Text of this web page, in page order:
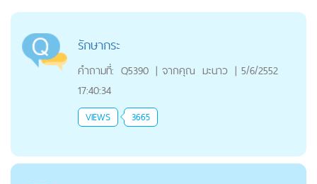
รักษากระ
คำถามที่: Q5390 | จากคุณ มะนาว | 5/6/2552
17:40:34
VIEWS 3665